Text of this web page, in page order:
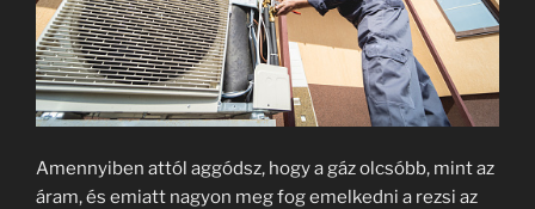
Amennyiben attól aggódsz, hogy a gáz olcsóbb, mint az
áram, és emiatt nagyon meg fog emelkedni a rezsi az